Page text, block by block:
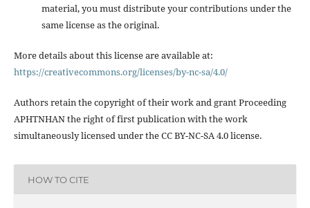
material, you must distribute your contributions under the
same license as the original.
More details about this license are available at:
https://creativecommons.org/licenses/by-nc-sa/4.0/
Authors retain the copyright of their work and grant Proceeding
APHTNHAN the right of first publication with the work
simultaneously licensed under the CC BY-NC-SA 4.0 license.
HOW TO CITE